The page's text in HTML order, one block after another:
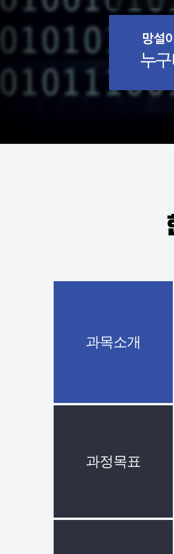
과목소개
과정목표